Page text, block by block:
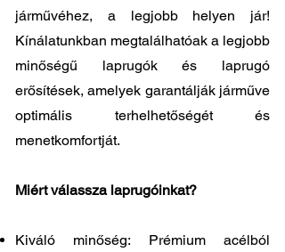
járművéhez, a legjobb helyen jár!
Kínálatunkban megtalálhatóak a legjobb
minőségű laprugók és laprugó
erősítések, amelyek garantálják járműve
optimális terhelhetőségét és
menetkomfortját.
Miért válassza laprugóinkat?
Kiváló minőség: Prémium acélból